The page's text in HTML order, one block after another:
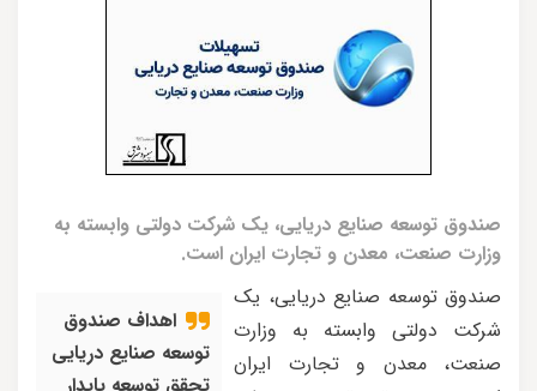
صندوق توسعه صنایع دریایی، یک شرکت دولتی وابسته به
وزارت صنعت، معدن و تجارت ایران است.
اهداف صندوق
توسعه صنایع دریایی
صندوق توسعه صنایع دریایی، یک
شرکت دولتی وابسته به وزارت
صنعت، معدن و تجارت ایران